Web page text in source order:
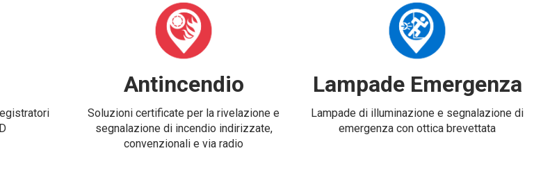
Antincendio
Soluzioni certificate per la rivelazione e
segnalazione di incendio indirizzate,
convenzionali e via radio
Lampade Emergenza
Lampade di illuminazione e segnalazione di
emergenza con ottica brevettata